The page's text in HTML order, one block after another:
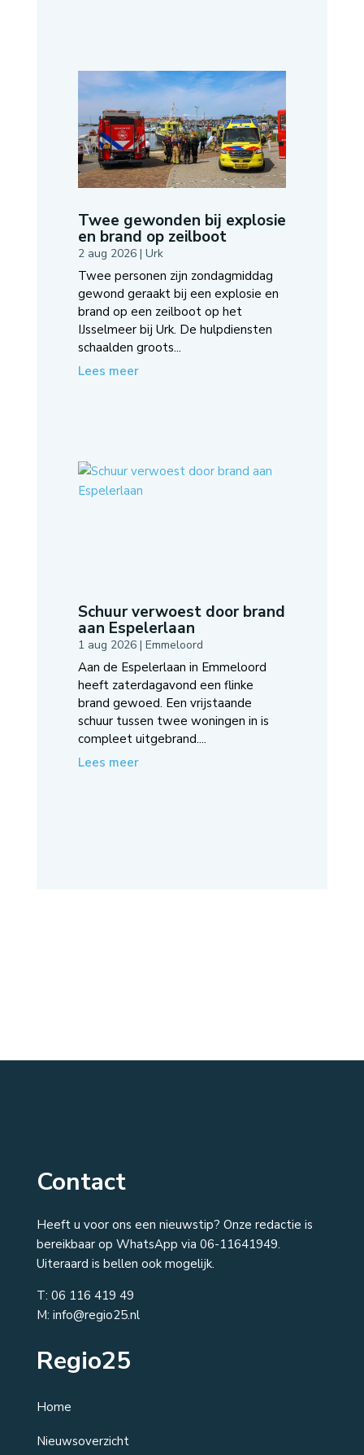
Twee gewonden bij explosie
en brand op zeilboot
2 aug 2026| Urk
Twee personen zijn zondagmiddag
gewond geraakt bij een explosie en
brand op een zeilboot op het
IJsselmeer bij Urk. De hulpdiensten
schaalden groots...
Lees meer
Schuur verwoest door brand
aan Espelerlaan
1 aug 2026| Emmeloord
Aan de Espelerlaan in Emmeloord
heeft zaterdagavond een flinke
brand gewoed. Een vrijstaande
schuur tussen twee woningen in is
compleet uitgebrand....
Lees meer
Contact
Heeft u voor ons een nieuwstip? Onze redactie is
bereikbaar op WhatsApp via 06-11641949.
Uiteraard is bellen ook mogelijk.
T: 06 116 419 49
M: info@regio25.nl
Regio25
Home
Nieuwsoverzicht